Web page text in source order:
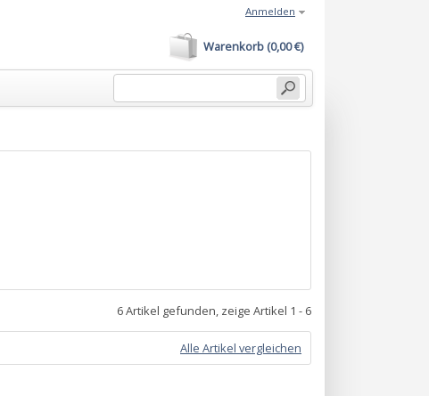
Warenkorb (0,00 €)
Anmelden
6 Artikel gefunden, zeige Artikel 1 - 6
Alle Artikel vergleichen